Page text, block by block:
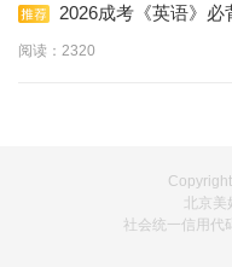
2026成考《英语》必
阅读：2320
北京
社会统一信用代